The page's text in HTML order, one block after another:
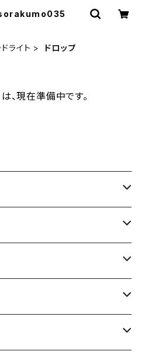
sorakumo035
ライト ドロップ
現在準備中です。